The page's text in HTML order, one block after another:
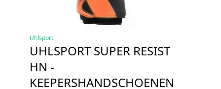
Uhlsport
UHLSPORT SUPER RESIST
HN -
KEEPERSHANDSCHOENEN